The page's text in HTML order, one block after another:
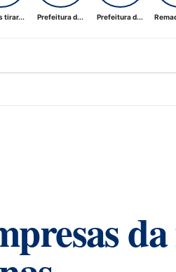
tirar... Prefeitura d... Prefeitura d...